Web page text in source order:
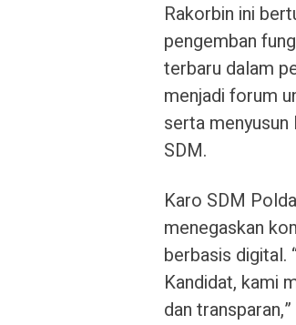
Rakorbin ini
pengemban
terbaru dalam
menjadi forum
serta
SDM.
Karo SDM
menegaskan
berbasis digital.
Kandidat, kami
dan transparan,”